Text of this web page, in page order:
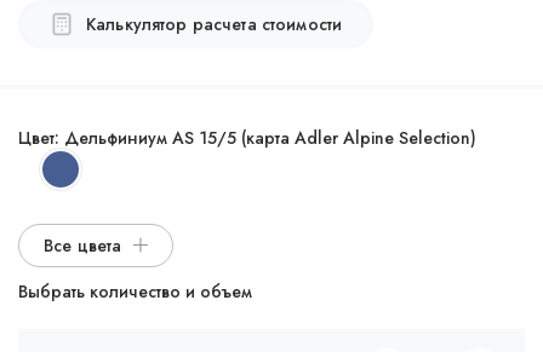
Калькулятор расчета стоимости
Цвет: Дельфиниум AS 15/5 (карта Adler Alpine Selection)
Все цвета
Выбрать количество и объем